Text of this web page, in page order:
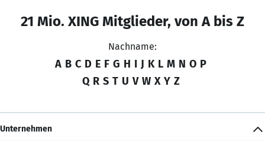
21 Mio. XING Mitglieder, von A bis Z
Nachname:
A B C D E F G H I J K L M N O P
Q R S T U V W X Y Z
Unternehmen